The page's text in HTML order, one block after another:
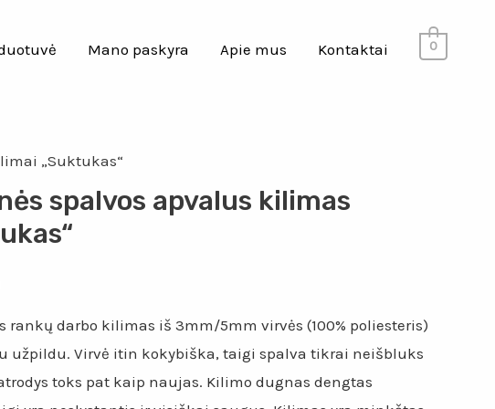
Mano paskyra Apie mus Kontaktai 0
„Suktukas“
spalvos apvalus kilimas
rankų darbo kilimas iš 3mm/5mm virvės (100% poliesteris)
užpildu. Virvė itin kokybiška, taigi spalva tikrai neišbluks
toks pat kaip naujas. Kilimo dugnas dengtas